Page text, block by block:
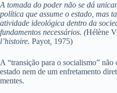
A tomada do poder não se dá
política que assume o estado, mas
atividade ideológica dentro da
fundamentos necessários. (Hélène
l’histoire. Payot 1975)
A “transição para o socialismo”
estado nem de um enfretamento
mentes.